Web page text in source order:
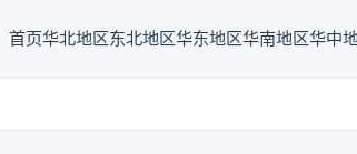
首页华北地区东北地区华东地区华南地区华中